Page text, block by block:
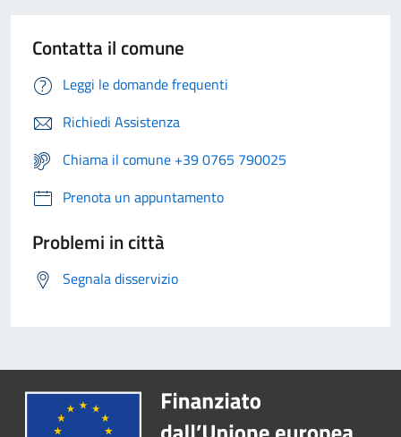
Contatta il comune
Leggi le domande frequenti
Richiedi Assistenza
Chiama il comune +39 0765 790025
Prenota un appuntamento
Problemi in città
Segnala disservizio